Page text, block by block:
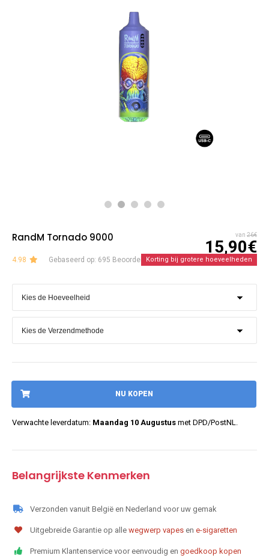
RandM Tornado 9000 van 26€
15,90€
4.98 Gebaseerd op: 695 BeoordelingenKorting bij grotere hoeveelheden
NU KOPEN
Verwachte leverdatum: Maandag 10 Augustus met DPD/PostNL.
Belangrijkste Kenmerken
Verzonden vanuit België en Nederland voor uw gemak
Uitgebreide Garantie op alle wegwerp vapes en e-sigaretten
Premium Klantenservice voor eenvoudig en goedkoop kopen